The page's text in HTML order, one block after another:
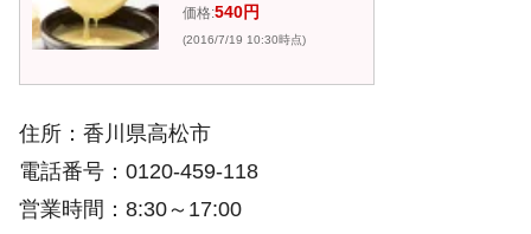
価格:540円
(2016/7/19 10:30時点)
住所：香川県高松市
電話番号：0120-459-118
営業時間：8:30～17:00